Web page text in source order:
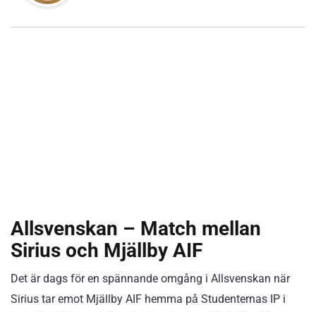
Allsvenskan – Match mellan
Sirius och Mjällby AIF
Det är dags för en spännande omgång i Allsvenskan när
Sirius tar emot Mjällby AIF hemma på Studenternas IP i